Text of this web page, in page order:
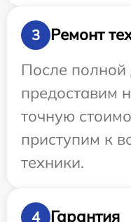
3
Ремонт
После полной
предоставим
точную
приступим к
техники.
4
Гарантия